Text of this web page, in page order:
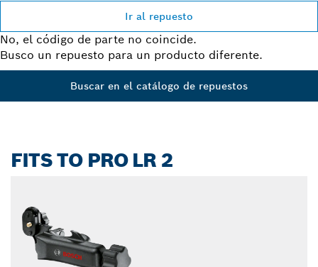
Ir al repuesto
No, el código de parte no coincide.
Busco un repuesto para un producto diferente.
Buscar en el catálogo de repuestos
FITS TO PRO LR 2